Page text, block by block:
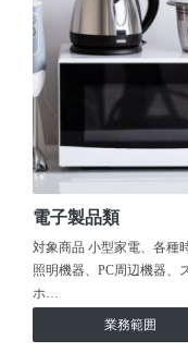
電子製品類
対象商品 小型家電、各種
照明機器、PC周辺機器、
ホ…
業務範囲